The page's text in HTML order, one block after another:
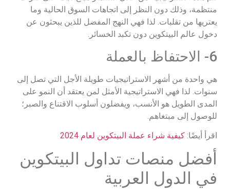
منتظمة، وذلك دون النظر إلى اتجاهات السوق الحالية وما
يعتريها من تقلبات. لذا فهي النهج المفضل للذين يبحثون عن
دخول عالم البيتكوين دون تكبد الخسائر.
6- الاحتفاظ بالعملة
هي واحدة من أشهر الاستراتيجيات طويلة الأجل التي تصل إلى
سنوات. لذا فهي الاستراتيجية الأمثل لمن يعتقد أن النمو على
المدى الطويل هو الأنسب، ويفضلون أسلوب الاقتناع والصبر؛
للوصول إلى مبتغاهم.
اقرأ أيضًا: كيفية شراء عملة البيتكوين لعام 2024
أفضل منصات تداول البيتكوين
في الدول العربية